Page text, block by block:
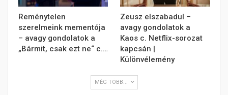
Reménytelen
szerelmeink mementója
– avagy gondolatok a
„Bármit, csak ezt ne“ c.…
Zeusz elszabadul –
avagy gondolatok a
Kaos c. Netflix-sorozat
kapcsán |
Különvélemény
MÉG TÖBB...